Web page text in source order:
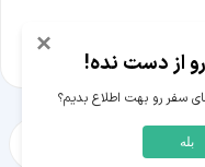
شهرگردی
×
از دست نده!
سفر رو بهت اطلاع بدیم؟
بله